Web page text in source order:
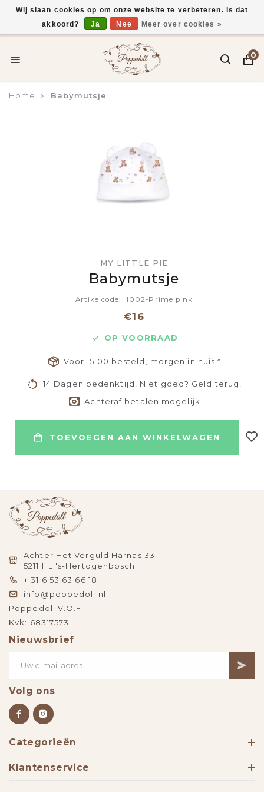
Voor 15:00 uur besteld, vandaag verzonden*
0
Home Babymutsje
MY LITTLE PIE
Babymutsje
Artikelcode: H002-Prime pink
€16
OP VOORRAAD
Voor 15:00 besteld, morgen in huis!*
14 Dagen bedenktijd, Niet goed? Geld terug!
Achteraf betalen mogelijk
TOEVOEGEN AAN WINKELWAGEN
Achter Het Verguld Harnas 33
5211 HL 's-Hertogenbosch
+ 31 6 53 63 66 18
info@poppedoll.nl
Poppedoll V.O.F.
Kvk: 68317573
Nieuwsbrief
Volg ons
Categorieën
Klantenservice
Wij slaan cookies op om onze website te verbeteren. Is dat
akkoord?
Ja Nee Meer over cookies »